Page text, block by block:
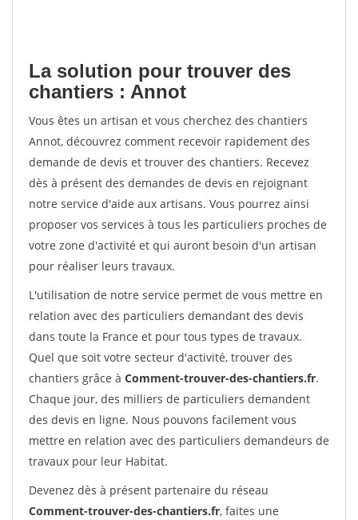
La solution pour trouver des
chantiers : Annot
Vous êtes un artisan et vous cherchez des chantiers
Annot, découvrez comment recevoir rapidement des
demande de devis et trouver des chantiers. Recevez
dès à présent des demandes de devis en rejoignant
notre service d'aide aux artisans. Vous pourrez ainsi
proposer vos services à tous les particuliers proches de
votre zone d'activité et qui auront besoin d'un artisan
pour réaliser leurs travaux.
L'utilisation de notre service permet de vous mettre en
relation avec des particuliers demandant des devis
dans toute la France et pour tous types de travaux.
Quel que soit votre secteur d'activité, trouver des
chantiers grâce à Comment-trouver-des-chantiers.fr.
Chaque jour, des milliers de particuliers demandent
des devis en ligne. Nous pouvons facilement vous
mettre en relation avec des particuliers demandeurs de
travaux pour leur Habitat.
Devenez dès à présent partenaire du réseau
Comment-trouver-des-chantiers.fr, faites une